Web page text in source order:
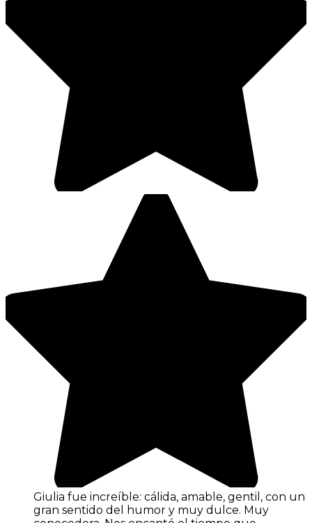
Giulia fue increíble: cálida, amable, gentil, con un
gran sentido del humor y muy dulce. Muy